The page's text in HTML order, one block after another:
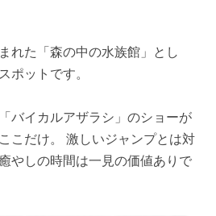
れた「森の中の水族館」とし
ポットです。
バイカルアザラシ」のショーが
こだけ。 激しいジャンプとは対
やしの時間は一見の価値ありで